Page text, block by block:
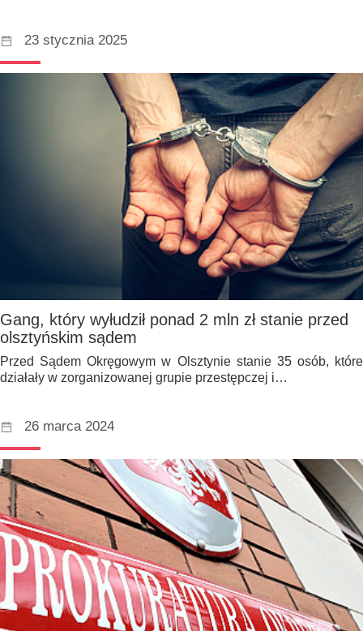
23 stycznia 2025
Gang, który wyłudził ponad 2 mln zł stanie przed
olsztyńskim sądem
Przed Sądem Okręgowym w Olsztynie stanie 35 osób, które
działały w zorganizowanej grupie przestępczej i…
26 marca 2024